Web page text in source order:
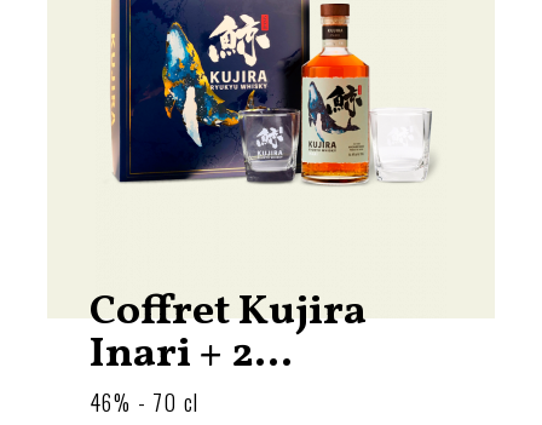
Coffret Kujira
Inari + 2...
46% - 70 cl